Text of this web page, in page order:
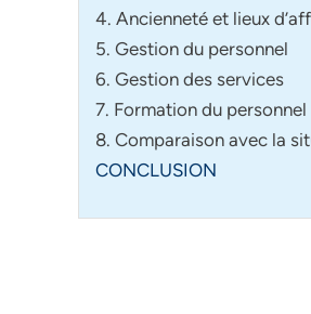
4. Ancienneté et lieux
5. Gestion du personnel
6. Gestion des services
7. Formation du personnel
8. Comparaison avec la
CONCLUSION